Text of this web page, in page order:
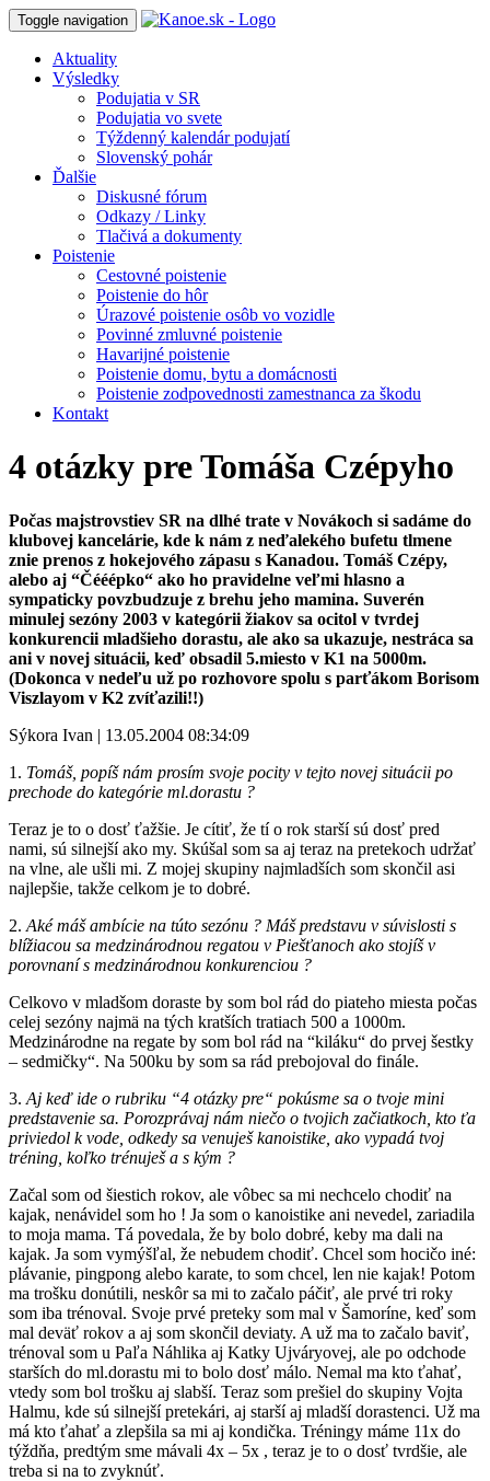
Toggle navigation
Aktuality
Výsledky
Podujatia v SR
Podujatia vo svete
Týždenný kalendár podujatí
Slovenský pohár
Ďalšie
Diskusné fórum
Odkazy / Linky
Tlačivá a dokumenty
Poistenie
Cestovné poistenie
Poistenie do hôr
Úrazové poistenie osôb vo vozidle
Povinné zmluvné poistenie
Havarijné poistenie
Poistenie domu, bytu a domácnosti
Poistenie zodpovednosti zamestnanca za škodu
Kontakt
4 otázky pre Tomáša Czépyho
Počas majstrovstiev SR na dlhé trate v Novákoch si sadáme do
klubovej kancelárie, kde k nám z neďalekého bufetu tlmene
znie prenos z hokejového zápasu s Kanadou. Tomáš Czépy,
alebo aj “Čééépko“ ako ho pravidelne veľmi hlasno a
sympaticky povzbudzuje z brehu jeho mamina. Suverén
minulej sezóny 2003 v kategórii žiakov sa ocitol v tvrdej
konkurencii mladšieho dorastu, ale ako sa ukazuje, nestráca sa
ani v novej situácii, keď obsadil 5.miesto v K1 na 5000m.
(Dokonca v nedeľu už po rozhovore spolu s parťákom Borisom
Viszlayom v K2 zvíťazili!!)
Sýkora Ivan | 13.05.2004 08:34:09
1. Tomáš, popíš nám prosím svoje pocity v tejto novej situácii po
prechode do kategórie ml.dorastu ?
Teraz je to o dosť ťažšie. Je cítiť, že tí o rok starší sú dosť pred
nami, sú silnejší ako my. Skúšal som sa aj teraz na pretekoch udržať
na vlne, ale ušli mi. Z mojej skupiny najmladších som skončil asi
najlepšie, takže celkom je to dobré.
2. Aké máš ambície na túto sezónu ? Máš predstavu v súvislosti s
blížiacou sa medzinárodnou regatou v Piešťanoch ako stojíš v
porovnaní s medzinárodnou konkurenciou ?
Celkovo v mladšom doraste by som bol rád do piateho miesta počas
celej sezóny najmä na tých kratších tratiach 500 a 1000m.
Medzinárodne na regate by som bol rád na “kiláku“ do prvej šestky
– sedmičky“. Na 500ku by som sa rád prebojoval do finále.
3. Aj keď ide o rubriku “4 otázky pre“ pokúsme sa o tvoje mini
predstavenie sa. Porozprávaj nám niečo o tvojich začiatkoch, kto ťa
priviedol k vode, odkedy sa venuješ kanoistike, ako vypadá tvoj
tréning, koľko trénuješ a s kým ?
Začal som od šiestich rokov, ale vôbec sa mi nechcelo chodiť na
kajak, nenávidel som ho ! Ja som o kanoistike ani nevedel, zariadila
to moja mama. Tá povedala, že by bolo dobré, keby ma dali na
kajak. Ja som vymýšľal, že nebudem chodiť. Chcel som hocičo iné:
plávanie, pingpong alebo karate, to som chcel, len nie kajak! Potom
ma trošku donútili, neskôr sa mi to začalo páčiť, ale prvé tri roky
som iba trénoval. Svoje prvé preteky som mal v Šamoríne, keď som
mal deväť rokov a aj som skončil deviaty. A už ma to začalo baviť,
trénoval som u Paľa Náhlika aj Katky Ujváryovej, ale po odchode
starších do ml.dorastu mi to bolo dosť málo. Nemal ma kto ťahať,
vtedy som bol trošku aj slabší. Teraz som prešiel do skupiny Vojta
Halmu, kde sú silnejší pretekári, aj starší aj mladší dorastenci. Už ma
má kto ťahať a zlepšila sa mi aj kondička. Tréningy máme 11x do
týždňa, predtým sme mávali 4x – 5x , teraz je to o dosť tvrdšie, ale
treba si na to zvyknúť.